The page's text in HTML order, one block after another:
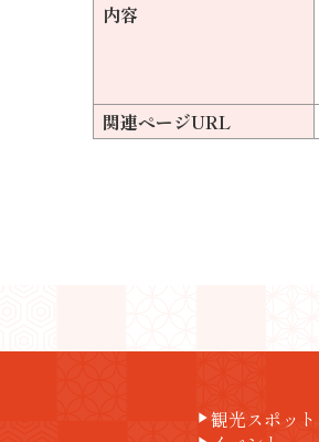
内容
関連ページURL
play_arrow観光スポット